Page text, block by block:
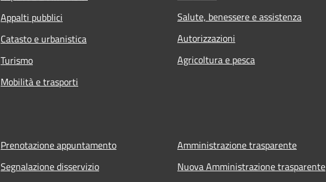
Appalti pubblici
Catasto e urbanistica
Turismo
Mobilità e trasporti
Salute, benessere e assistenza
Autorizzazioni
Agricoltura e pesca
Prenotazione appuntamento
Segnalazione disservizio
Amministrazione trasparente
Nuova Amministrazione trasparente